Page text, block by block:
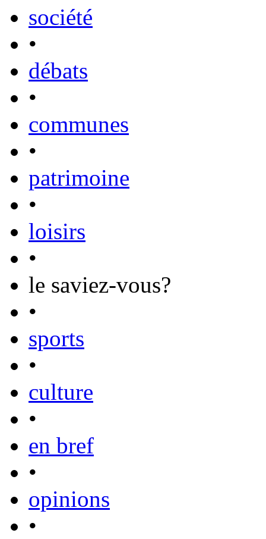
société
•
débats
•
communes
•
patrimoine
•
loisirs
•
le saviez-vous?
•
sports
•
culture
•
en bref
•
opinions
•